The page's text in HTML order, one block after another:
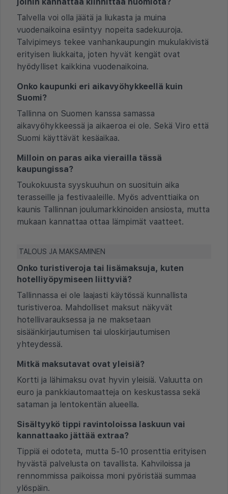
Talvella voi olla jäätä ja liukasta ja muina
vuodenaikoina esiintyy nopeita sadekuuroja.
Talvipimeys tekee vanhankaupungin mukulakivistä
erityisen liukkaita, joten hyvät kengät ovat
hyödylliset kaikkina vuodenaikoina.
Onko kaupunki eri aikavyöhykkeellä kuin
Suomi?
Tallinna on Suomen kanssa samassa
aikavyöhykkeessä ja aikaeroa ei ole. Sekä Viro että
Suomi käyttävät kesäaikaa.
Milloin on paras aika vierailla tässä
kaupungissa?
Toukokuusta syyskuuhun on suosituin aika
terasseille ja festivaaleille. Myös adventtiaika on
kaunis Tallinnan joulumarkkinoiden ansiosta, mutta
mukaan kannattaa ottaa lämpimät vaatteet.
TALOUS JA MAKSAMINEN
Onko turistiveroja tai lisämaksuja, kuten
hotelliyöpymiseen liittyviä?
Tallinnassa ei ole laajasti käytössä kunnallista
turistiveroa. Mahdolliset maksut näkyvät
hotellivarauksessa ja ne maksetaan
sisäänkirjautumisen tai uloskirjautumisen
yhteydessä.
Mitkä maksutavat ovat yleisiä?
Kortti ja lähimaksu ovat hyvin yleisiä. Valuutta on
euro ja pankkiautomaatteja on keskustassa sekä
sataman ja lentokentän alueella.
Sisältyykö tippi ravintoloissa laskuun vai
kannattaako jättää extraa?
Tippiä ei odoteta, mutta 5-10 prosenttia erityisen
hyvästä palvelusta on tavallista. Kahviloissa ja
rennommissa paikoissa moni pyöristää summaa
ylöspäin.